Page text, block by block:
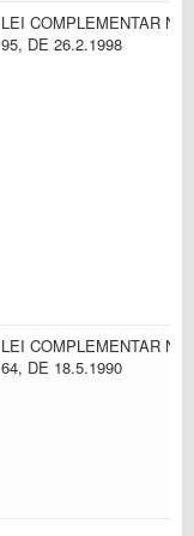
LEI COMPLEMENTAR N.
95, DE 26.2.1998
LEI COMPLEMENTAR N.
64, DE 18.5.1990